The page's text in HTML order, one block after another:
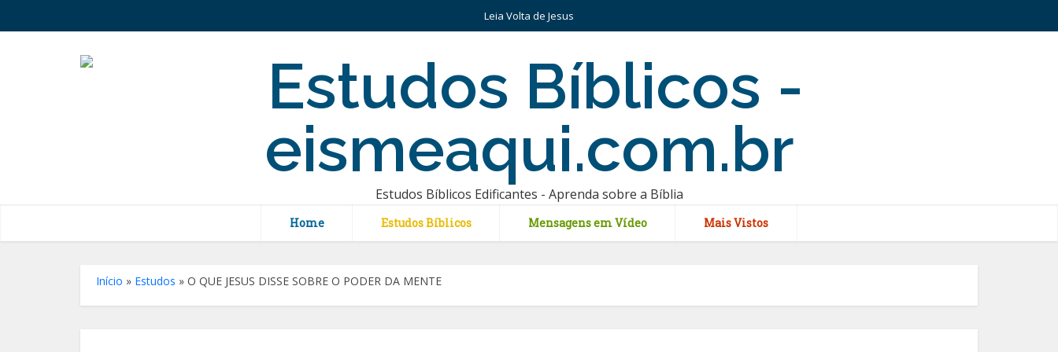
Leia Volta de Jesus
Estudos Bíblicos Edificantes - Aprenda sobre a Bíblia
Home Estudos Bíblicos Mensagens em Vídeo Mais Vistos
Início » Estudos » O QUE JESUS DISSE SOBRE O PODER DA MENTE